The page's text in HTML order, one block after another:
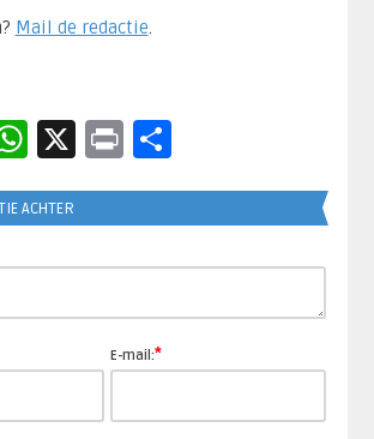
Mail de redactie.​
WhatsApp
X PrintDelen
ACHTER
E-mail:*